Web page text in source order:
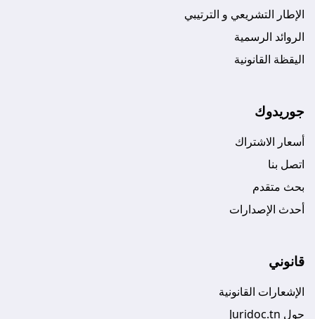
الإطار التشريعي و الترتيبي
الروائد الرسمية
اليقظة القانونية
جوريدوك
أسعار الاشتراك
اتصل بنا
بحث متقدم
أحدث الإصدارات
قانوني
الإشعارات القانونية
حول Juridoc.tn